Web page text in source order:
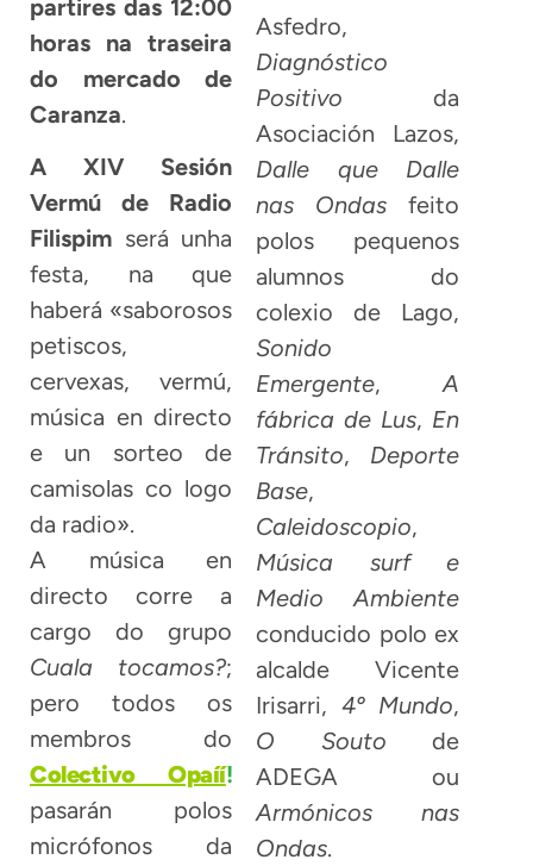
partires das 12:00
horas na traseira
do mercado de
Caranza.
A XIV Sesión
Vermú de Radio
Filispim será unha
festa, na que
haberá «saborosos
petiscos,
cervexas, vermú,
música en directo
e un sorteo de
camisolas co logo
da radio».
A música en
directo corre a
cargo do grupo
Cuala tocamos?;
pero todos os
membros do
Colectivo Opaíí!
pasarán polos
micrófonos da
Asfedro,
Diagnóstico
Positivo da
Asociación Lazos,
Dalle que Dalle
nas Ondas feito
polos pequenos
alumnos do
colexio de Lago,
Sonido
Emergente,A
fábrica de Lus, En
Tránsito, Deporte
Base,
Caleidoscopio,
Música surf e
Medio Ambiente
conducido polo ex
alcalde Vicente
Irisarri,4º Mundo,
O Souto de
ADEGA ou
Armónicos nas
Ondas.